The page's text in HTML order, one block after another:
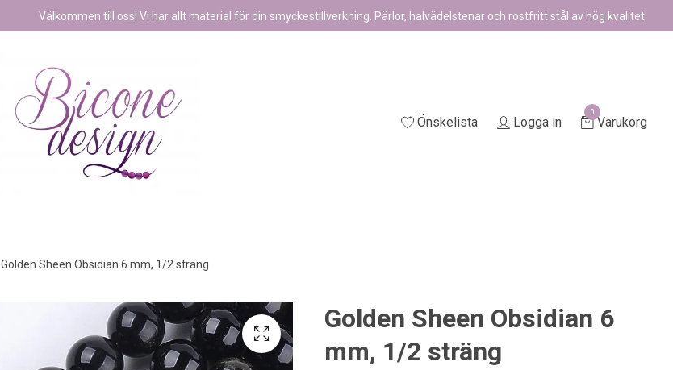
Välkommen till oss! Vi har allt material för din smyckestillverkning. Pärlor, halvädelstenar och rostfritt stål av hög kvalitet.
Önskelista Logga in
0
Varukorg
Golden Sheen Obsidian 6 mm, 1/2 sträng
Golden Sheen Obsidian 6
mm, 1/2 sträng